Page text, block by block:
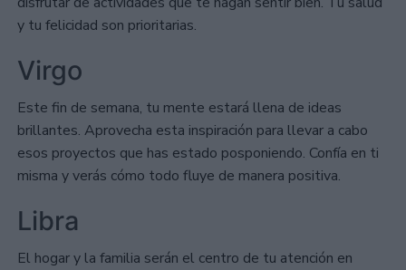
y tu felicidad son prioritarias.
Virgo
Este fin de semana, tu mente estará llena de ideas
brillantes. Aprovecha esta inspiración para llevar a cabo
esos proyectos que has estado posponiendo. Confía en ti
misma y verás cómo todo fluye de manera positiva.
Libra
El hogar y la familia serán el centro de tu atención en